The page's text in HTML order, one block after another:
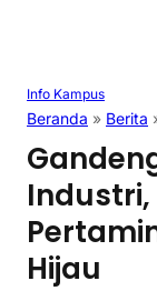
Info Kampus
Beranda » Berita
Hijau